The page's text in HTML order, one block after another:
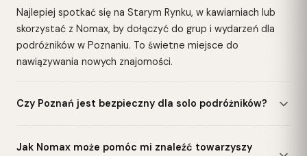
Najlepiej spotkać się na Starym Rynku, w kawiarniach lub
skorzystać z Nomax, by dołączyć do grup i wydarzeń dla
podróżników w Poznaniu. To świetne miejsce do
nawiązywania nowych znajomości.
Czy Poznań jest bezpieczny dla solo podróżników?
Jak Nomax może pomóc mi znaleźć towarzyszy